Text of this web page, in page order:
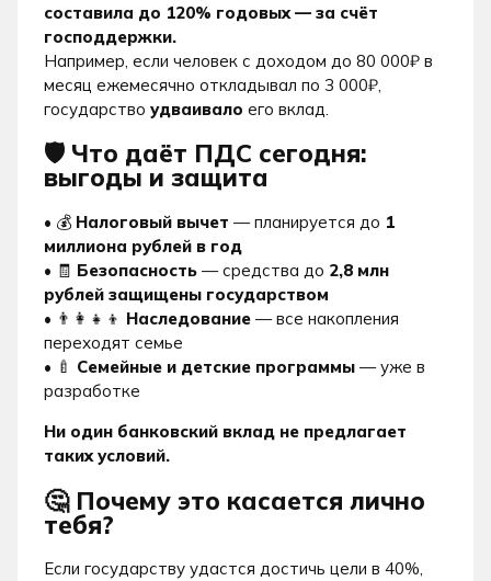
составила до 120% годовых — за счёт
господдержки.
Например, если человек с доходом до 80 000₽ в
месяц ежемесячно откладывал по 3 000₽,
государство удваивало его вклад.
🛡 Что даёт ПДС сегодня:
выгоды и защита
• 💰 Налоговый вычет — планируется до 1
миллиона рублей в год
• 🧾 Безопасность — средства до 2,8 млн
рублей защищены государством
• 👨‍👩‍👧‍👦 Наследование — все накопления
переходят семье
• 🍼 Семейные и детские программы — уже в
разработке
Ни один банковский вклад не предлагает
таких условий.
🤔 Почему это касается лично
тебя?
Если государству удастся достичь цели в 40%,